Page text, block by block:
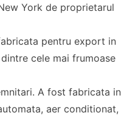
York de proprietarul
pentru export in
cele mai frumoase
A fost fabricata in
aer conditionat,